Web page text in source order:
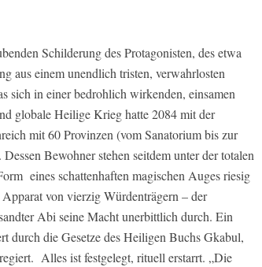
Schilderung des Protagonisten, des etwa
aus einem unendlich tristen, verwahrlosten
sich in einer bedrohlich wirkenden, einsamen
globale Heilige Krieg hatte 2084 mit der
mit 60 Provinzen (vom Sanatorium bis zur
Bewohner stehen seitdem unter der totalen
eines schattenhaften magischen Auges riesig
von vierzig Würdenträgern – der
Abi seine Macht unerbittlich durch. Ein
durch die Gesetze des Heiligen Buchs Gkabul,
Alles ist festgelegt, rituell erstarrt. „Die